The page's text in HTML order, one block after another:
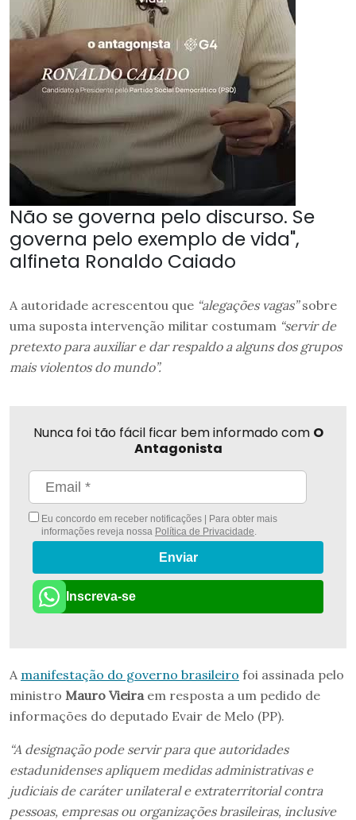
Não se governa pelo discurso. Se
governa pelo exemplo de vida",
alfineta Ronaldo Caiado
A autoridade acrescentou que “alegações vagas”sobre
uma suposta intervenção militar costumam “servir de
pretexto para auxiliar e dar respaldo a alguns dos grupos
mais violentos do mundo”.
Nunca foi tão fácil ficar bem informado com O
Antagonista
Eu concordo em receber notificações | Para obter mais
informações reveja nossa Política de Privacidade.
Enviar
Inscreva-se
A manifestação do governo brasileiro foi assinada pelo
ministro Mauro Vieira em resposta a um pedido de
informações do deputado Evair de Melo (PP).
“A designação pode servir para que autoridades
estadunidenses apliquem medidas administrativas e
judiciais de caráter unilateral e extraterritorial contra
pessoas, empresas ou organizações brasileiras, inclusive